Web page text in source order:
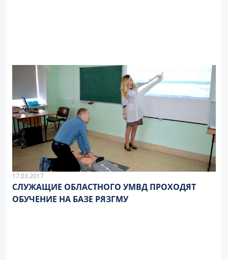
17.03.2017
СЛУЖАЩИЕ ОБЛАСТНОГО УМВД ПРОХОДЯТ
ОБУЧЕНИЕ НА БАЗЕ РЯЗГМУ